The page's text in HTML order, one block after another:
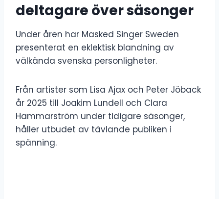
deltagare över säsonger
Under åren har Masked Singer Sweden
presenterat en eklektisk blandning av
välkända svenska personligheter.
Från artister som Lisa Ajax och Peter Jöback
år 2025 till Joakim Lundell och Clara
Hammarström under tidigare säsonger,
håller utbudet av tävlande publiken i
spänning.